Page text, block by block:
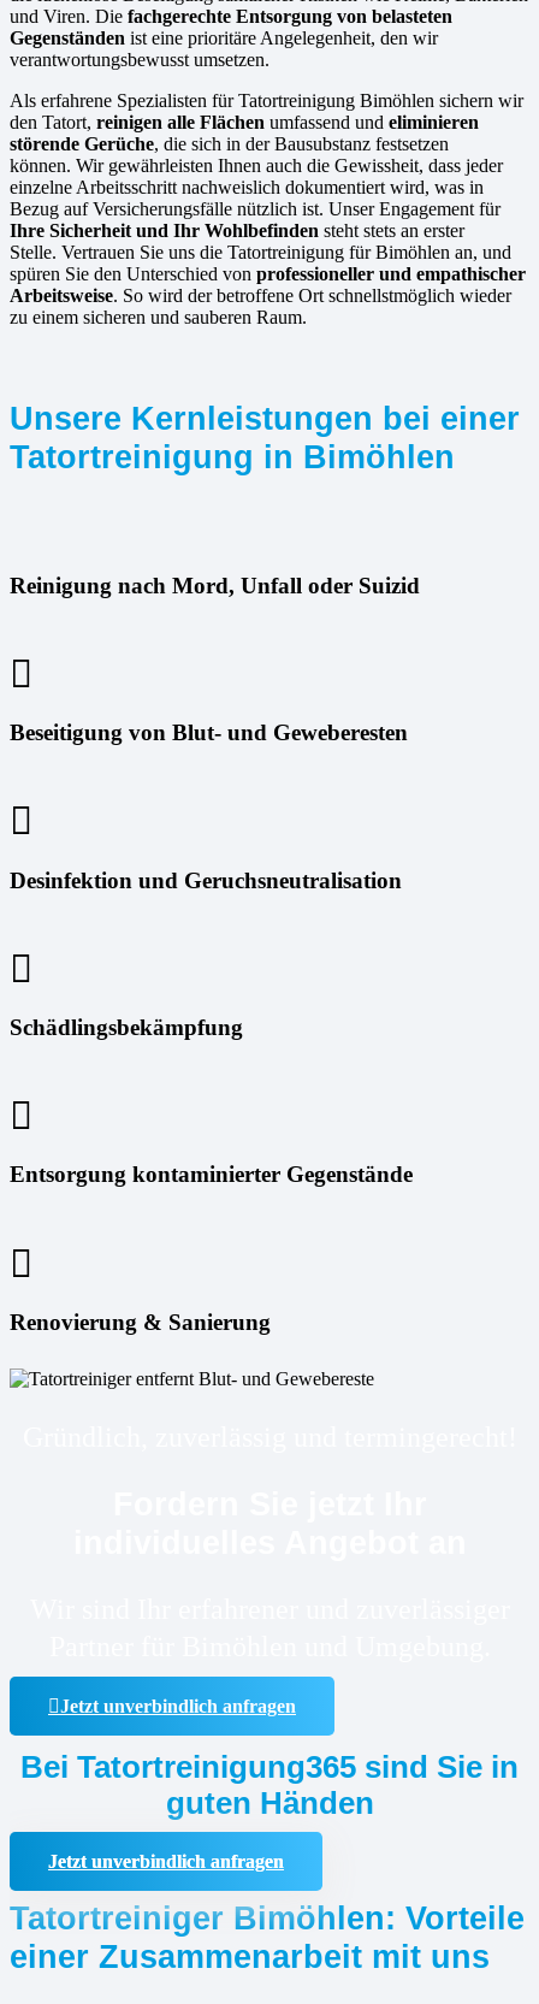
und Viren. Die fachgerechte Entsorgung von belasteten
Gegenständen ist eine prioritäre Angelegenheit, den wir
verantwortungsbewusst umsetzen.
Als erfahrene Spezialisten für Tatortreinigung Bimöhlen sichern wir
den Tatort, reinigen alle Flächen umfassend und eliminieren
störende Gerüche, die sich in der Bausubstanz festsetzen
können. Wir gewährleisten Ihnen auch die Gewissheit, dass jeder
einzelne Arbeitsschritt nachweislich dokumentiert wird, was in
Bezug auf Versicherungsfälle nützlich ist. Unser Engagement für
Ihre Sicherheit und Ihr Wohlbefinden steht stets an erster
Stelle. Vertrauen Sie uns die Tatortreinigung für Bimöhlen an, und
spüren Sie den Unterschied von professioneller und empathischer
Arbeitsweise. So wird der betroffene Ort schnellstmöglich wieder
zu einem sicheren und sauberen Raum.
Unsere Kernleistungen bei einer
Tatortreinigung in Bimöhlen
Reinigung nach Mord, Unfall oder Suizid
Beseitigung von Blut- und Geweberesten
Desinfektion und Geruchsneutralisation
Schädlingsbekämpfung
Entsorgung kontaminierter Gegenstände
Renovierung & Sanierung
Jetzt unverbindlich anfragen
Bei Tatortreinigung365 sind Sie in
guten Händen
Jetzt unverbindlich anfragen
Tatortreiniger Bimöhlen: Vorteile
einer Zusammenarbeit mit uns